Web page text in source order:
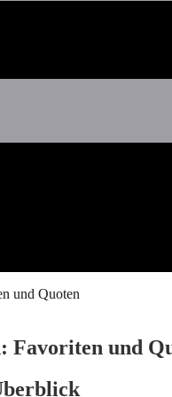
und Quoten
Favoriten und